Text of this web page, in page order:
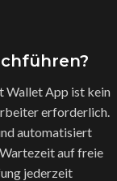
Wallet App ist kein
erforderlich.
automatisiert
auf freie
jederzeit